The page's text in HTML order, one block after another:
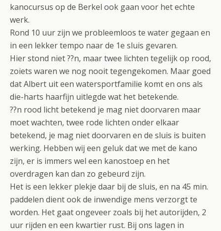
kanocursus op de Berkel ook gaan voor het echte
werk.
Rond 10 uur zijn we probleemloos te water gegaan en
in een lekker tempo naar de 1e sluis gevaren.
Hier stond niet ??n, maar twee lichten tegelijk op rood,
zoiets waren we nog nooit tegengekomen. Maar goed
dat Albert uit een watersportfamilie komt en ons als
die-harts haarfijn uitlegde wat het betekende.
??n rood licht betekend je mag niet doorvaren maar
moet wachten, twee rode lichten onder elkaar
betekend, je mag niet doorvaren en de sluis is buiten
werking. Hebben wij een geluk dat we met de kano
zijn, er is immers wel een kanostoep en het
overdragen kan dan zo gebeurd zijn.
Het is een lekker plekje daar bij de sluis, en na 45 min.
paddelen dient ook de inwendige mens verzorgt te
worden. Het gaat ongeveer zoals bij het autorijden, 2
uur rijden en een kwartier rust. Bij ons lagen in